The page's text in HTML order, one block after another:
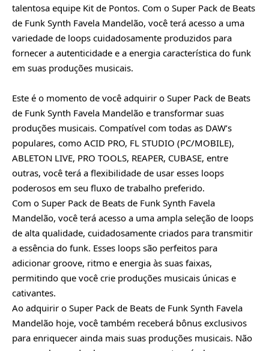
talentosa equipe Kit de Pontos. Com o Super Pack de Beats
de Funk Synth Favela Mandelão, você terá acesso a uma
variedade de loops cuidadosamente produzidos para
fornecer a autenticidade e a energia característica do funk
em suas produções musicais.
Este é o momento de você adquirir o Super Pack de Beats
de Funk Synth Favela Mandelão e transformar suas
produções musicais. Compatível com todas as DAW’s
populares, como ACID PRO, FL STUDIO (PC/MOBILE),
ABLETON LIVE, PRO TOOLS, REAPER, CUBASE, entre
outras, você terá a flexibilidade de usar esses loops
poderosos em seu fluxo de trabalho preferido.
Com o Super Pack de Beats de Funk Synth Favela
Mandelão, você terá acesso a uma ampla seleção de loops
de alta qualidade, cuidadosamente criados para transmitir
a essência do funk. Esses loops são perfeitos para
adicionar groove, ritmo e energia às suas faixas,
permitindo que você crie produções musicais únicas e
cativantes.
Ao adquirir o Super Pack de Beats de Funk Synth Favela
Mandelão hoje, você também receberá bônus exclusivos
para enriquecer ainda mais suas produções musicais. Não